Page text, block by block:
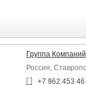
Группа
Россия,
+7 962 453